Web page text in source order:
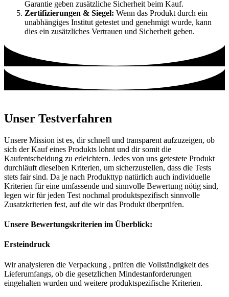
Garantie geben zusätzliche Sicherheit beim Kauf.
Zertifizierungen & Siegel: Wenn das Produkt durch ein
unabhängiges Institut getestet und genehmigt wurde, kann
dies ein zusätzliches Vertrauen und Sicherheit geben.
Unser Testverfahren
Unsere Mission ist es, dir schnell und transparent aufzuzeigen, ob
sich der Kauf eines Produkts lohnt und dir somit die
Kaufentscheidung zu erleichtern. Jedes von uns getestete Produkt
durchläuft dieselben Kriterien, um sicherzustellen, dass die Tests
stets fair sind. Da je nach Produkttyp natürlich auch individuelle
Kriterien für eine umfassende und sinnvolle Bewertung nötig sind,
legen wir für jeden Test nochmal produktspezifisch sinnvolle
Zusatzkriterien fest, auf die wir das Produkt überprüfen.
Unsere Bewertungskriterien im Überblick:
Ersteindruck
Wir analysieren die Verpackung , prüfen die Vollständigkeit des
Lieferumfangs, ob die gesetzlichen Mindestanforderungen
eingehalten wurden und weitere produktspezifische Kriterien.